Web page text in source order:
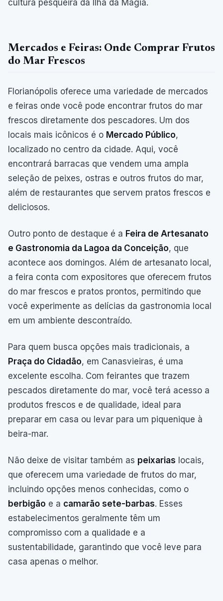
cultura pesqueira da Ilha da Magia.
Mercados e Feiras: Onde Comprar Frutos
do Mar Frescos
Florianópolis oferece uma variedade de mercados
e feiras onde você pode encontrar frutos do mar
frescos diretamente dos pescadores. Um dos
locais mais icônicos é o Mercado Público,
localizado no centro da cidade. Aqui, você
encontrará barracas que vendem uma ampla
seleção de peixes, ostras e outros frutos do mar,
além de restaurantes que servem pratos frescos e
deliciosos.
Outro ponto de destaque é a Feira de Artesanato
e Gastronomia da Lagoa da Conceição, que
acontece aos domingos. Além de artesanato local,
a feira conta com expositores que oferecem frutos
do mar frescos e pratos prontos, permitindo que
você experimente as delícias da gastronomia local
em um ambiente descontraído.
Para quem busca opções mais tradicionais, a
Praça do Cidadão, em Canasvieiras, é uma
excelente escolha. Com feirantes que trazem
pescados diretamente do mar, você terá acesso a
produtos frescos e de qualidade, ideal para
preparar em casa ou levar para um piquenique à
beira-mar.
Não deixe de visitar também as peixarias locais,
que oferecem uma variedade de frutos do mar,
incluindo opções menos conhecidas, como o
berbigão e a camarão sete-barbas. Esses
estabelecimentos geralmente têm um
compromisso com a qualidade e a
sustentabilidade, garantindo que você leve para
casa apenas o melhor.